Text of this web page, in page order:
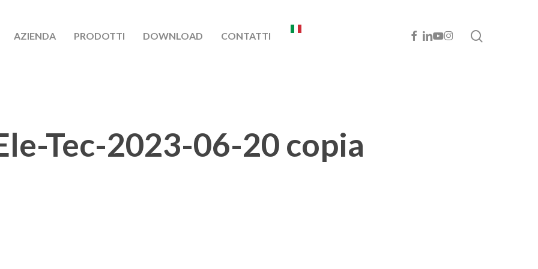
AZIENDA PRODOTTI DOWNLOAD CONTATTI FACEBOOK
LINKEDIN
YOUTUBE
INSTAGRAM
Tec-2023-06-20 copia